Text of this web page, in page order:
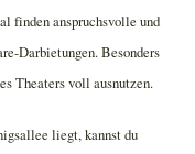
finden anspruchsvolle und
Darbietungen. Besonders
Theaters voll ausnutzen.
liegt, kannst du